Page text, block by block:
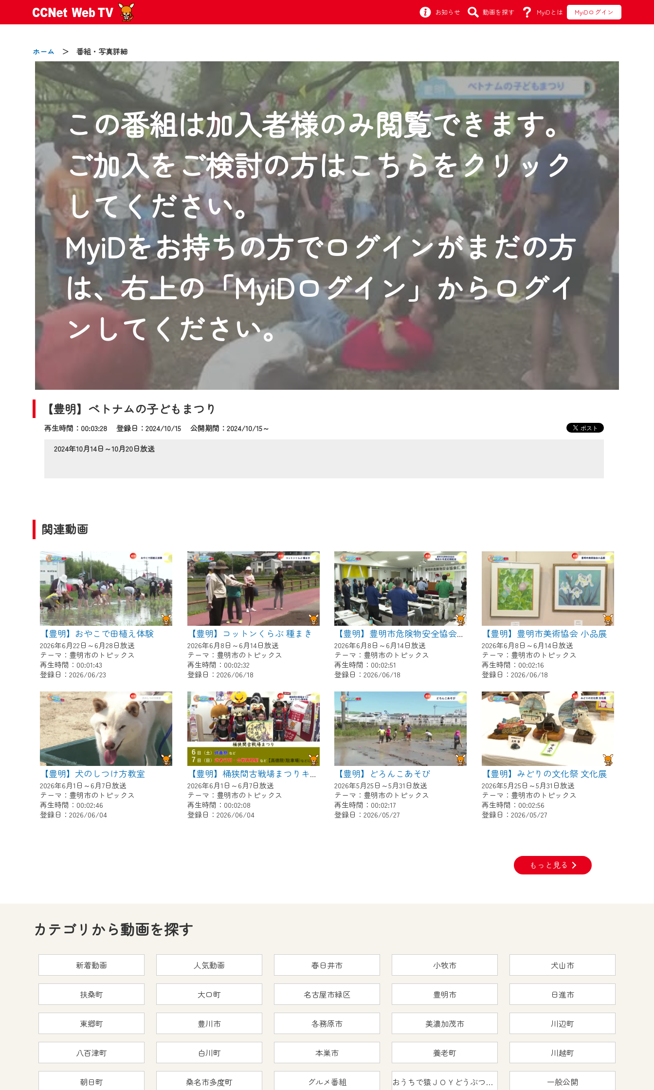
お知らせ 動画を探す MyiDとは MyiDログイン
ホーム ＞ 番組・写真詳細
この番組は加入者様のみ閲覧できます。
ご加入をご検討の方はこちらをクリック
してください。
MyiDをお持ちの方でログインがまだの方
は、右上の「MyiDログイン」からログイ
ンしてください。
【豊明】ベトナムの子どもまつり
再生時間：00:03:28 登録日：2024/10/15公開期間：2024/10/15～
2024年10月14日～10月20日放送
関連動画
【豊明】おやこで田植え体験
2026年6月22日～6月28日放送
テーマ：豊明市のトピックス
再生時間：00:01:43
登録日：2026/06/23
【豊明】コットンくらぶ 種まき
2026年6月8日～6月14日放送
テーマ：豊明市のトピックス
再生時間：00:02:32
登録日：2026/06/18
【豊明】豊明市危険物安全協会 令和８年度定期総会
2026年6月8日～6月14日放送
テーマ：豊明市のトピックス
再生時間：00:02:51
登録日：2026/06/18
【豊明】豊明市美術協会 小品展
2026年6月8日～6月14日放送
テーマ：豊明市のトピックス
再生時間：00:02:16
登録日：2026/06/18
【豊明】犬のしつけ方教室
2026年6月1日～6月7日放送
テーマ：豊明市のトピックス
再生時間：00:02:46
登録日：2026/06/04
【豊明】桶狭間古戦場まつりキャラバン隊来局
2026年6月1日～6月7日放送
テーマ：豊明市のトピックス
再生時間：00:02:08
登録日：2026/06/04
【豊明】どろんこあそび
2026年5月25日～5月31日放送
テーマ：豊明市のトピックス
再生時間：00:02:17
登録日：2026/05/27
【豊明】みどりの文化祭 文化展
2026年5月25日～5月31日放送
テーマ：豊明市のトピックス
再生時間：00:02:56
登録日：2026/05/27
もっと見る
カテゴリから動画を探す
新着動画 人気動画 春日井市 小牧市 犬山市
扶桑町 大口町 名古屋市緑区 豊明市 日進市
東郷町 豊川市 各務原市 美濃加茂市 川辺町
八百津町 白川町 本巣市 養老町 川越町
朝日町 桑名市多度町 グルメ番組 おうちで猿ＪＯＹどうぶつえん 一般公開
お知らせ
2024/09/02
動画配信サービス『CCNet Web TV』は2024年9月24日からリニューアルします！
【変更点】
◆デザイン変更により、お住まいの地域の動画コンテンツが一目瞭然。
◆当社アプリやＰＣブラウザから、いつでも・どこでも・外出先でも！
CCNetサービスエリア20市町の地域情報番組をご視聴いただけます！
【ご注意】
2024年9月24日からはご加入者様へのサービス向上のため、
『CCNet Web TV』を利用いただくには、一部コンテンツを除き、
CCNetサービスへの加入と『CCNetマイページ※』へのログインが必要となります。
何卒、ご理解ご了承の程よろしくお願いいたします。
※マイページへのログインには、MyIDが必要となります。
※MyIDとは、CCNet Web TVを含むCCNetの各種サービスをご利用頂くためのIDです。
IDはお客様が使っているメールアドレスで設定できます。
（GmailやYahooなどのフリーメールアドレスでも作成可能です）
※マイページへのログイン・MyIDの新規登録はこちらから
※CCNetアプリをご利用中の方は引き続きご視聴いただけます。
CCNetWebTVのリニューアルにともないメンテナンス作業を予定しています。
日時 9/24 9:30～16:30
ご不便をおかけいたしますが、ご了承の程よろしくお願いいたします。